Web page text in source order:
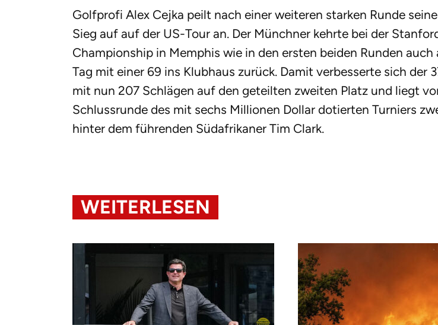
Golfprofi Alex Cejka peilt nach einer weiteren starken Runde
Sieg auf auf der US-Tour an. Der Münchner kehrte bei der
Championship in Memphis wie in den ersten beiden Runden
Tag mit einer 69 ins Klubhaus zurück. Damit verbesserte sich der
mit nun 207 Schlägen auf den geteilten zweiten Platz und liegt
Schlussrunde des mit sechs Millionen Dollar dotierten Turniers
hinter dem führenden Südafrikaner Tim Clark.
WEITERLESEN